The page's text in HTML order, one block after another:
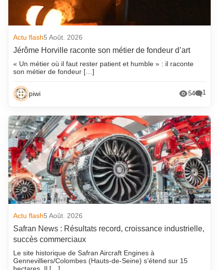
Actu flash5 Août. 2026
Jérôme Horville raconte son métier de fondeur d’art
« Un métier où il faut rester patient et humble » : il raconte
son métier de fondeur […]
piwi 54 1
Actu flash5 Août. 2026
Safran News : Résultats record, croissance industrielle,
succès commerciaux
Le site historique de Safran Aircraft Engines à
Gennevilliers/Colombes (Hauts-de-Seine) s’étend sur 15